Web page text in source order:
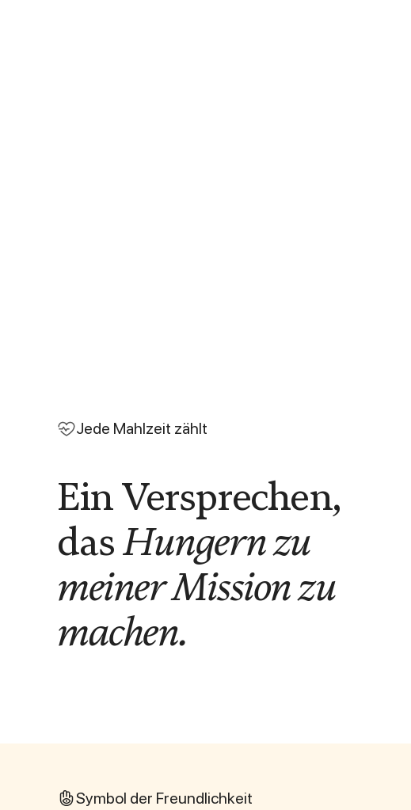
Jede Mahlzeit zählt
Ein Versprechen,
dasHungern zu
meiner Mission zu
machen.
Symbol der Freundlichkeit